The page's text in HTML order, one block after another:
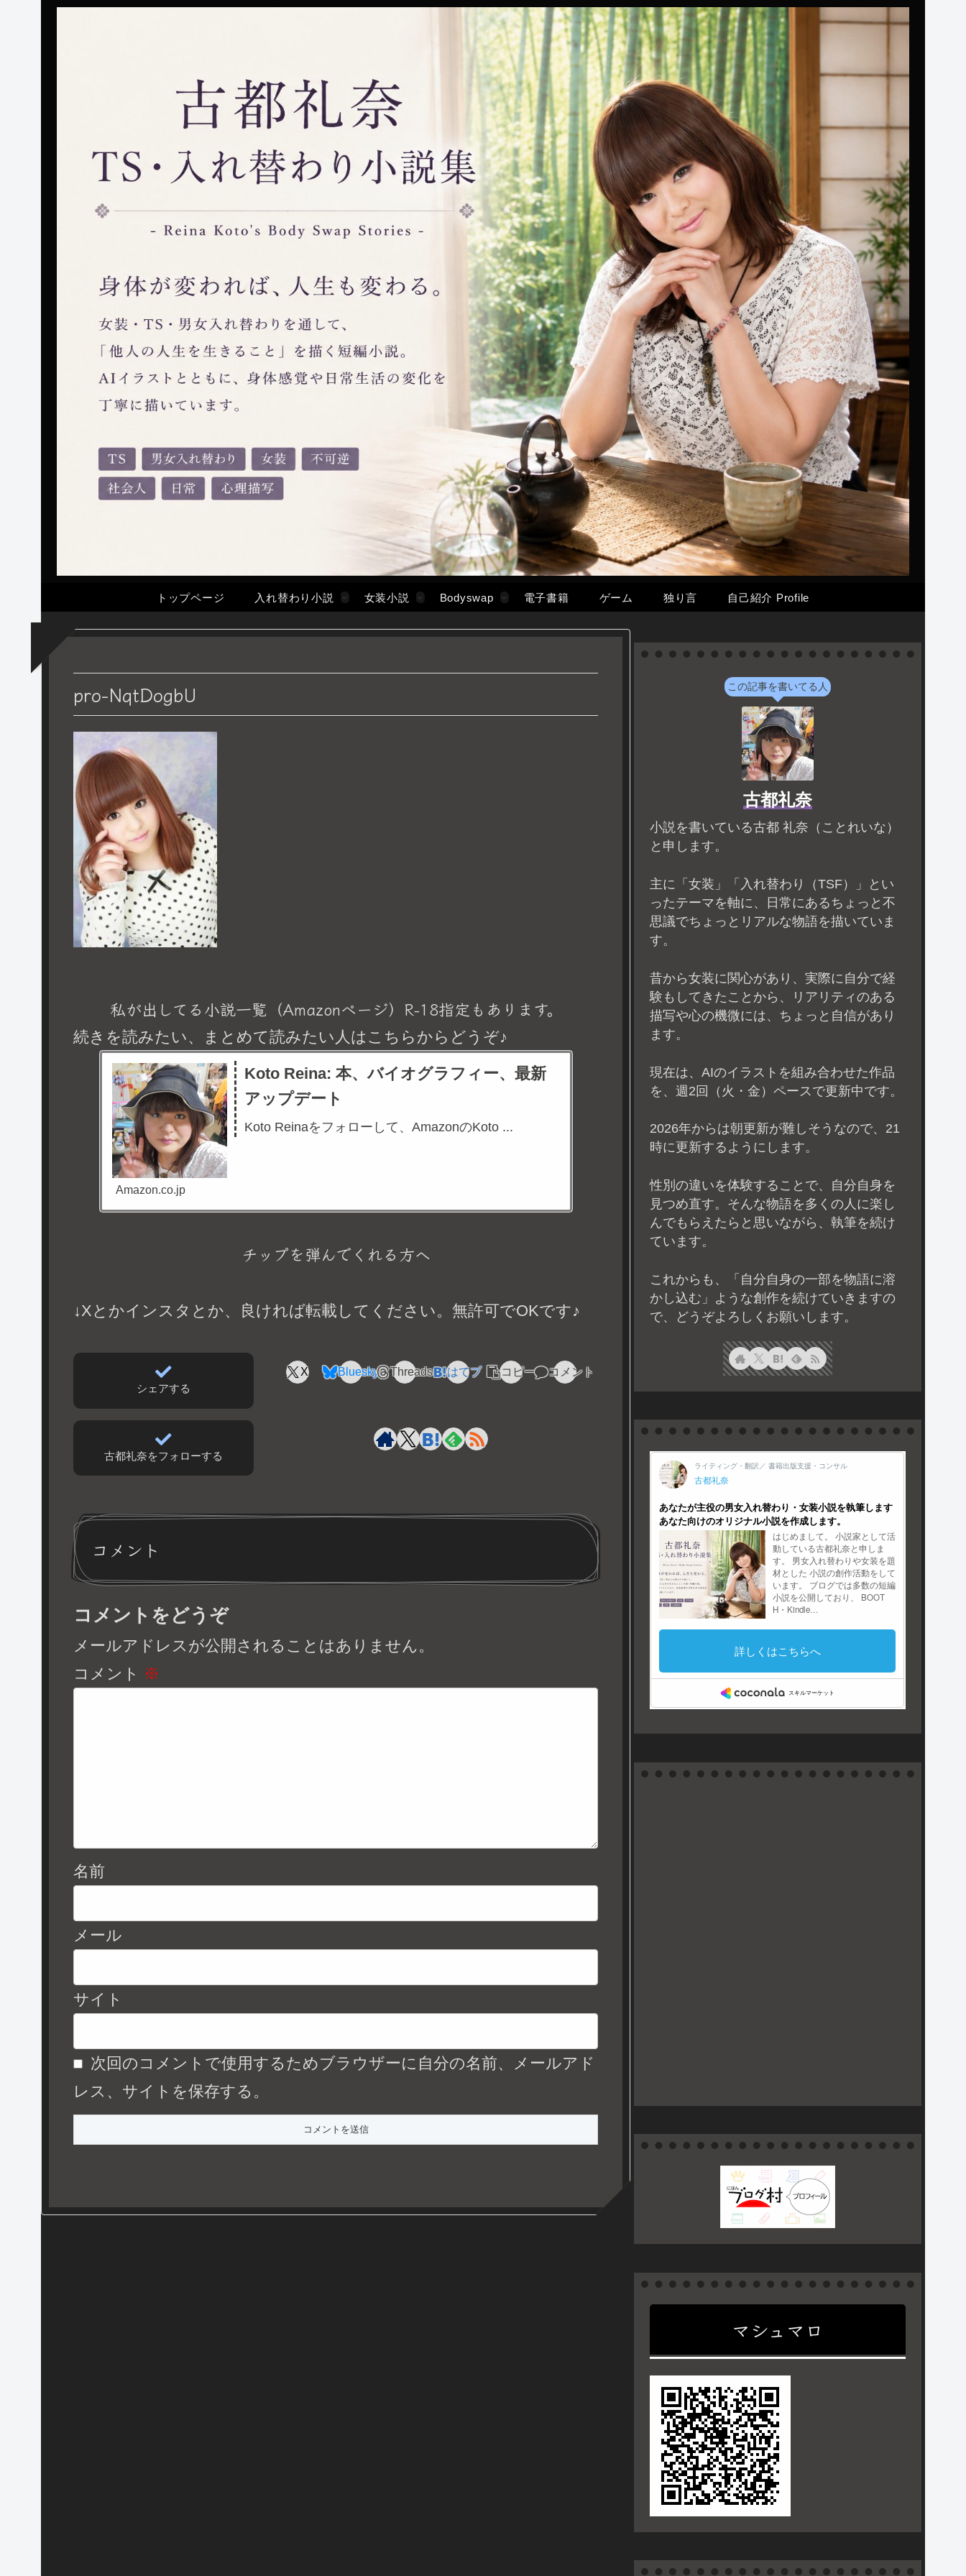
トップページ 入れ替わり小説 女装小説 Bodyswap 電子書籍 ゲーム 独り言 自己紹介 Profile
pro-NqtDogbU
私が出してる小説一覧（Amazonページ）R-18指定もあります。
続きを読みたい、まとめて読みたい人はこちらからどうぞ♪
Koto Reina: 本、バイオグラフィー、最新
アップデート
Koto Reinaをフォローして、AmazonのKoto ...
Amazon.co.jp
チップを弾んでくれる方へ
↓Xとかインスタとか、良ければ転載してください。無許可でOKです♪
シェアする
X Bluesky Threads はてブ コピー コメント
古都礼奈をフォローする
コメント
コメントをどうぞ
メールアドレスが公開されることはありません。
コメント ※
名前
メール
サイト
次回のコメントで使用するためブラウザーに自分の名前、メールアド
レス、サイトを保存する。
この記事を書いてる人
古都礼奈
小説を書いている古都 礼奈（ことれいな）
と申します。
主に「女装」「入れ替わり（TSF）」とい
ったテーマを軸に、日常にあるちょっと不
思議でちょっとリアルな物語を描いていま
す。
昔から女装に関心があり、実際に自分で経
験もしてきたことから、リアリティのある
描写や心の機微には、ちょっと自信があり
ます。
現在は、AIのイラストを組み合わせた作品
を、週2回（火・金）ペースで更新中です。
2026年からは朝更新が難しそうなので、21
時に更新するようにします。
性別の違いを体験することで、自分自身を
見つめ直す。そんな物語を多くの人に楽し
んでもらえたらと思いながら、執筆を続け
ています。
これからも、「自分自身の一部を物語に溶
かし込む」ような創作を続けていきますの
で、どうぞよろしくお願いします。
マシュマロ